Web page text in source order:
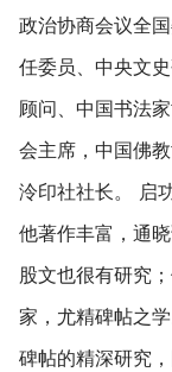
政治协商会议全
任委员、中央文
顾问、中国书法
会主席，中国佛
泠印社社长。 启
他著作丰富，通
股文也很有研究
家，尤精碑帖之
碑帖的精深研究